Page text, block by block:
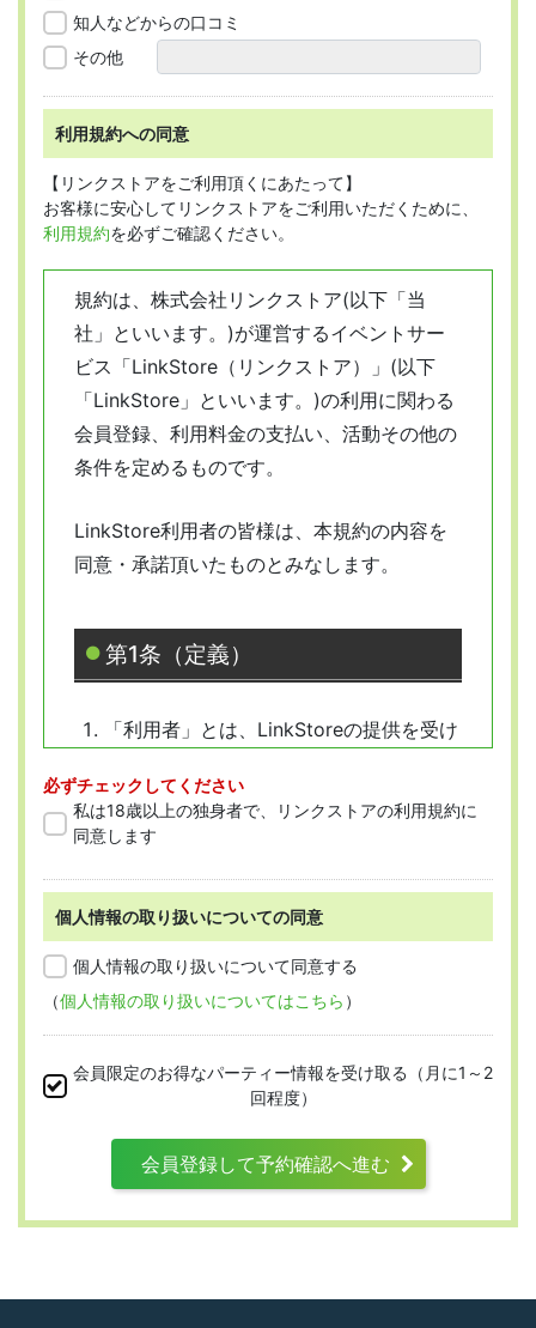
知人などからの口コミ
その他
利用規約への同意
【リンクストアをご利用頂くにあたって】
お客様に安心してリンクストアをご利用いただくために、
利用規約を必ずご確認ください。
規約は、株式会社リンクストア(以下「当
社」といいます。)が運営するイベントサー
ビス「LinkStore（リンクストア）」(以下
「LinkStore」といいます。)の利用に関わる
会員登録、利用料金の支払い、活動その他の
条件を定めるものです。
LinkStore利用者の皆様は、本規約の内容を
同意・承諾頂いたものとみなします。
第1条（定義）
「利用者」とは、LinkStoreの提供を受け
「会員」とは、本規約に従って会員登録
をした人を指します。
第2条 （適用範囲）
本規約は、すべての会員に適用され、登録手
ります。
第3条 （利用資格）
必ずチェックしてください
私は18歳以上の独身者で、リンクストアの利用規約に
同意します
個人情報の取り扱いについての同意
個人情報の取り扱いについて同意する
（個人情報の取り扱いについてはこちら ）
会員限定のお得なパーティー情報を受け取る（月に1～2
回程度）
会員登録して予約確認へ進む